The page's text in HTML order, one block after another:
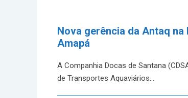
Nova gerência da Antaq
Amapá
A Companhia Docas de Santana
de Transportes Aquaviários...